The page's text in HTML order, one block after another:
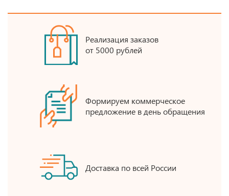
Реализация заказов
от 5000 рублей
Формируем коммерческое
предложение в день обращения
Доставка по всей России